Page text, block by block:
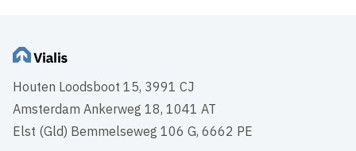
Houten Loodsboot 15, 3991 CJ
Amsterdam Ankerweg 18, 1041 AT
Elst (Gld) Bemmelseweg 106 G, 6662 PE